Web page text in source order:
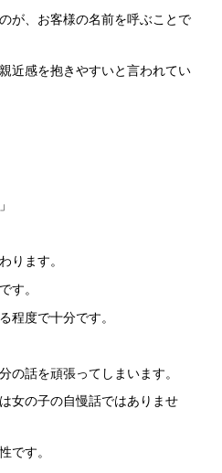
が、お客様の名前を呼ぶことで
近感を抱きやすいと言われてい
ります。
す。
程度で十分です。
の話を頑張ってしまいます。
女の子の自慢話ではありませ
です。